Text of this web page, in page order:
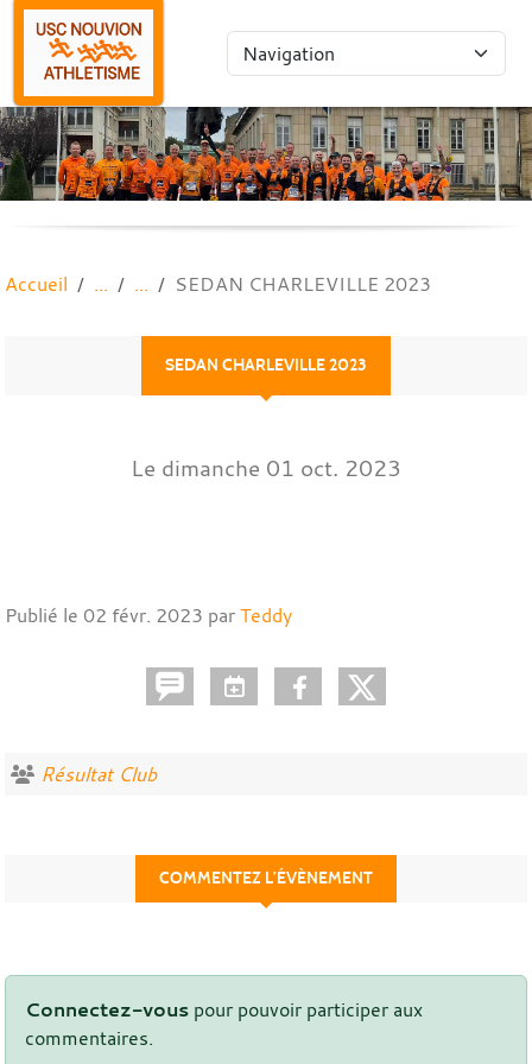
Accueil SEDAN CHARLEVILLE 2023
SEDAN CHARLEVILLE 2023
Le dimanche 01 oct. 2023
Publié le 02 févr. 2023 parTeddy
Résultat Club
COMMENTEZ L’ÉVÈNEMENT
Connectez-vous pour pouvoir participer aux
commentaires.
Panneau de gestion des cookies